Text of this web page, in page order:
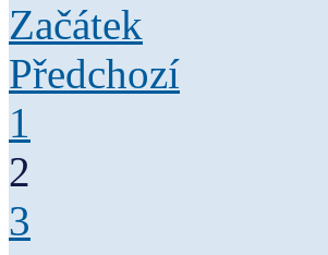
Začátek
Předchozí
1
2
3